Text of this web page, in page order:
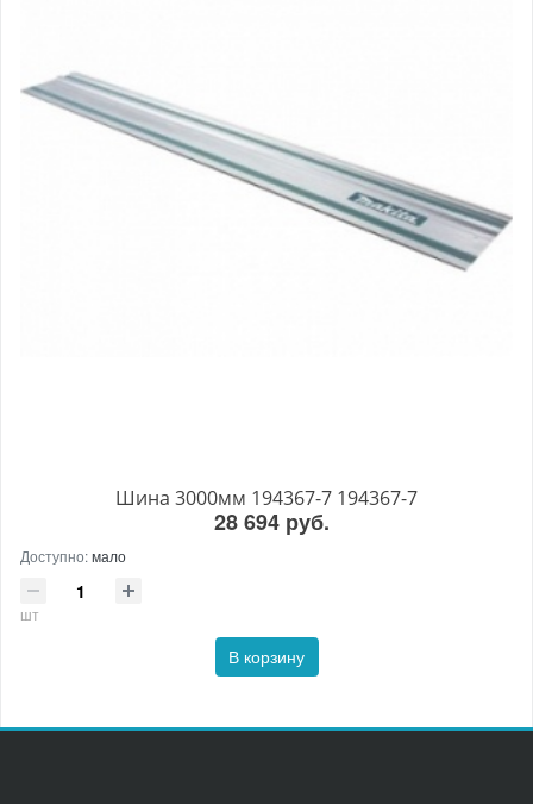
Шина 3000мм 194367-7 194367-7
28 694 руб.
Доступно:мало
шт
В корзину